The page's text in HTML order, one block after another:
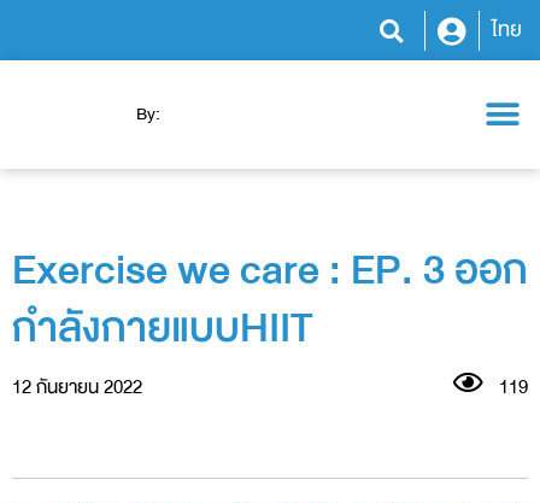
ไทย
By:
Exercise we care : EP. 3 ออก
กำลังกายแบบHIIT
12 กันยายน 2022 119